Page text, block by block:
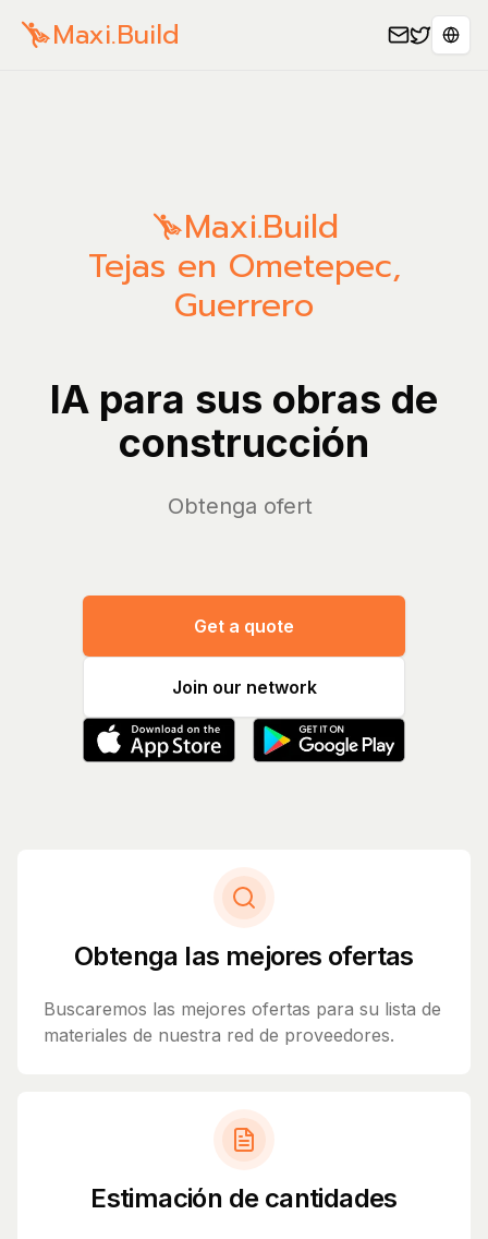
Maxi.Build
Maxi.Build
Tejas en Ometepec,
Guerrero
IA para sus obras de
construcción
Get a quote
Join our network
Obtenga las mejores ofertas
Buscaremos las mejores ofertas para su lista de
materiales de nuestra red de proveedores.
Estimación de cantidades